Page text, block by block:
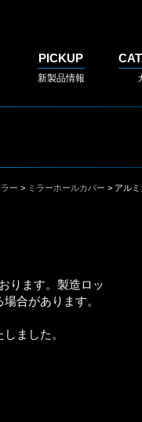
PICKUP
新製品情報
ラー > ミラーホールカバー > アル
ります。製造ロッ
合があります。
ました。